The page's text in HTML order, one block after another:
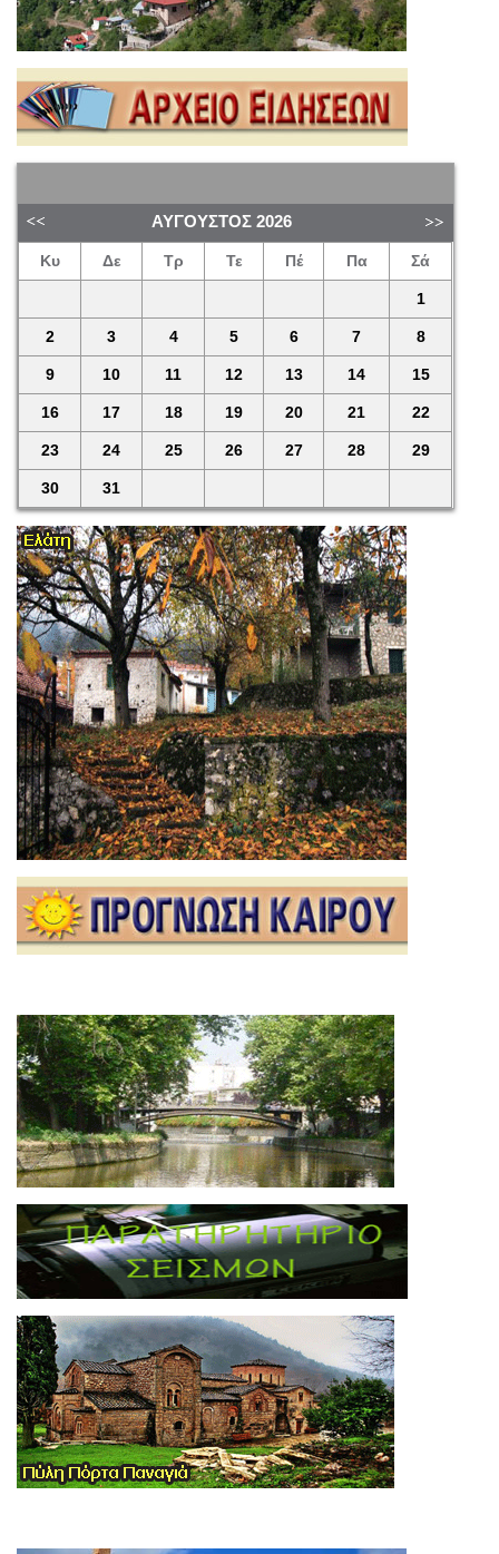
ΑΎΓΟΥΣΤΟΣ 2026
Κυ Δε Τρ Τε Πέ Πα Σά
1
2 3 4 5 6 7 8
9 10 11 12 13 14 15
16 17 18 19 20 21 22
23 24 25 26 27 28 29
30 31